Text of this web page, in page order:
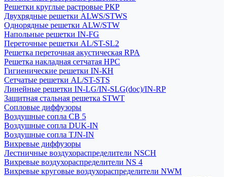
Решетки круглые растровые РКР
Двухрядные решетки ALWS/STWS
Однорядные решетки ALW/STW
Напольные решетки IN-FG
Переточные решетки AL/ST-SL2
Решетка переточная акустическая RPA
Решетка накладная сетчатая НРС
Гигиенические решетки IN-КН
Сетчатые решетки AL/ST-STS
Линейные решетки IN-LG/IN-SLG(doc)/IN-RP
Защитная стальная решетка STWT
Сопловые диффузоры
Воздушные сопла СВ 5
Воздушные сопла DUK-IN
Воздушные сопла TJN-IN
Вихревые диффузоры
Лестничные воздухораспределители NSCH
Вихревые воздухораспределители NS 4
Вихревые круговые воздухораспределители NWM